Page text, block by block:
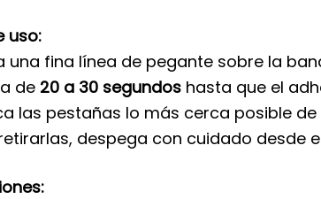
uso:
una fina línea de pegante sobre la
de 20 a 30 segundos hasta que el
las pestañas lo más cerca posible
despega con cuidado desde